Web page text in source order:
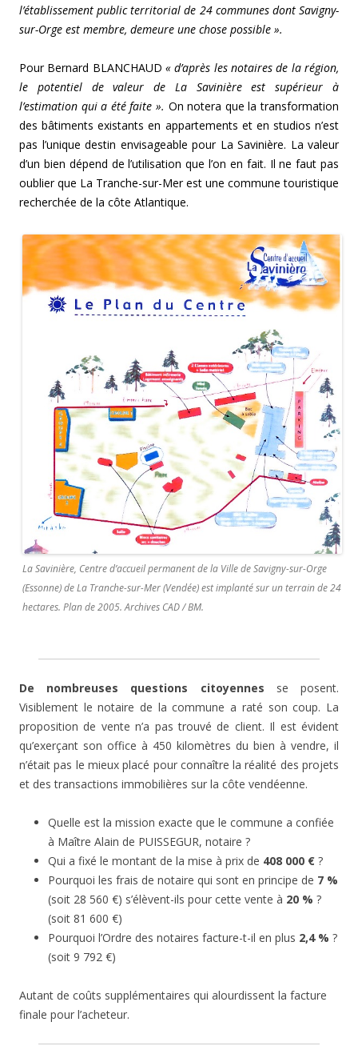
l’établissement public territorial de 24 communes dont Savigny-
sur-Orge est membre, demeure une chose possible ».
Pour Bernard BLANCHAUD « d’après les notaires de la région,
le potentiel de valeur de La Savinière est supérieur à
l’estimation qui a été faite ». On notera que la transformation
des bâtiments existants en appartements et en studios n’est
pas l’unique destin envisageable pour La Savinière. La valeur
d’un bien dépend de l’utilisation que l’on en fait. Il ne faut pas
oublier que La Tranche-sur-Mer est une commune touristique
recherchée de la côte Atlantique.
La Savinière, Centre d’accueil permanent de la Ville de Savigny-sur-Orge
(Essonne) de La Tranche-sur-Mer (Vendée) est implanté sur un terrain de 24
hectares. Plan de 2005. Archives CAD / BM.
De nombreuses questions citoyennes se posent.
Visiblement le notaire de la commune a raté son coup. La
proposition de vente n’a pas trouvé de client. Il est évident
qu’exerçant son office à 450 kilomètres du bien à vendre, il
n’était pas le mieux placé pour connaître la réalité des projets
et des transactions immobilières sur la côte vendéenne.
Quelle est la mission exacte que le commune a confiée
à Maître Alain de PUISSEGUR, notaire ?
Qui a fixé le montant de la mise à prix de 408 000 € ?
Pourquoi les frais de notaire qui sont en principe de 7 %
(soit 28 560 €) s’élèvent-ils pour cette vente à 20 % ?
(soit 81 600 €)
Pourquoi l’Ordre des notaires facture-t-il en plus 2,4 % ?
(soit 9 792 €)
Autant de coûts supplémentaires qui alourdissent la facture
finale pour l’acheteur.